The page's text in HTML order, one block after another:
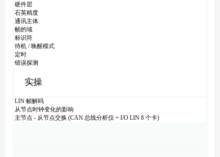
硬件层
石英精度
通讯主体
帧的域
标识符
待机 / 唤醒模式
定时
错误探测
实操
LIN 帧解码
从节点时钟变化的影响
主节点 - 从节点交换 (CAN 总线分析仪 + I/O LIN 8 个卡)